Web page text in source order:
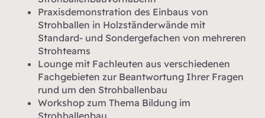
Praxisdemonstration des Einbaus von
Strohballen in Holzständerwände mit
Standard- und Sondergefachen von mehreren
Strohteams
Lounge mit Fachleuten aus verschiedenen
Fachgebieten zur Beantwortung Ihrer Fragen
rund um den Strohballenbau
Workshop zum Thema Bildung im